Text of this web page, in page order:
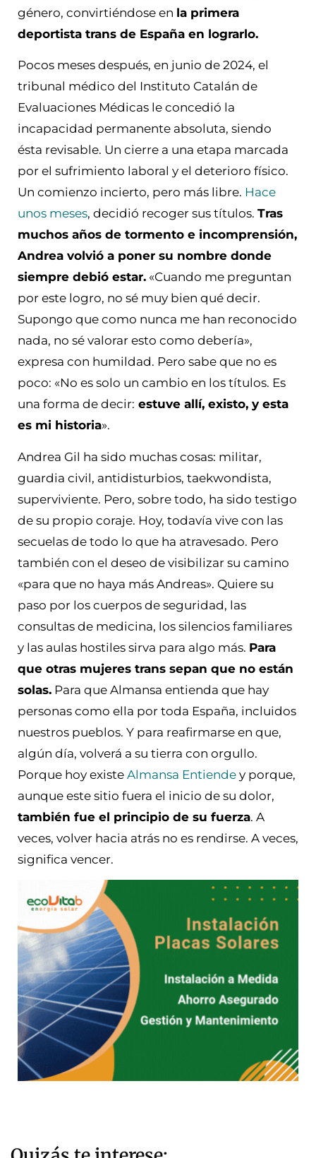
género, convirtiéndose en la primera
deportista trans de España en lograrlo.
Pocos meses después, en junio de 2024, el
tribunal médico del Instituto Catalán de
Evaluaciones Médicas le concedió la
incapacidad permanente absoluta, siendo
ésta revisable. Un cierre a una etapa marcada
por el sufrimiento laboral y el deterioro físico.
Un comienzo incierto, pero más libre. Hace
unos meses, decidió recoger sus títulos. Tras
muchos años de tormento e incomprensión,
Andrea volvió a poner su nombre donde
siempre debió estar. «Cuando me preguntan
por este logro, no sé muy bien qué decir.
Supongo que como nunca me han reconocido
nada, no sé valorar esto como debería»,
expresa con humildad. Pero sabe que no es
poco: «No es solo un cambio en los títulos. Es
una forma de decir: estuve allí, existo, y esta
es mi historia».
Andrea Gil ha sido muchas cosas: militar,
guardia civil, antidisturbios, taekwondista,
superviviente. Pero, sobre todo, ha sido testigo
de su propio coraje. Hoy, todavía vive con las
secuelas de todo lo que ha atravesado. Pero
también con el deseo de visibilizar su camino
«para que no haya más Andreas». Quiere su
paso por los cuerpos de seguridad, las
consultas de medicina, los silencios familiares
y las aulas hostiles sirva para algo más. Para
que otras mujeres trans sepan que no están
solas. Para que Almansa entienda que hay
personas como ella por toda España, incluidos
nuestros pueblos. Y para reafirmarse en que,
algún día, volverá a su tierra con orgullo.
Porque hoy existe Almansa Entiende y porque,
aunque este sitio fuera el inicio de su dolor,
también fue el principio de su fuerza. A
veces, volver hacia atrás no es rendirse. A veces,
significa vencer.